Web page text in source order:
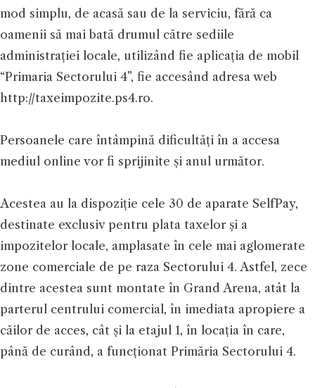
mod simplu, de acasă sau de la serviciu, fără ca
oamenii să mai bată drumul către sediile
administrației locale, utilizând fie aplicația de mobil
“Primaria Sectorului 4”, fie accesând adresa web
http://taxeimpozite.ps4.ro.
Persoanele care întâmpină dificultăți în a accesa
mediul online vor fi sprijinite și anul următor.
Acestea au la dispoziție cele 30 de aparate SelfPay,
destinate exclusiv pentru plata taxelor și a
impozitelor locale, amplasate în cele mai aglomerate
zone comerciale de pe raza Sectorului 4. Astfel, zece
dintre acestea sunt montate în Grand Arena, atât la
parterul centrului comercial, în imediata apropiere a
căilor de acces, cât și la etajul 1, în locația în care,
până de curând, a funcționat Primăria Sectorului 4.